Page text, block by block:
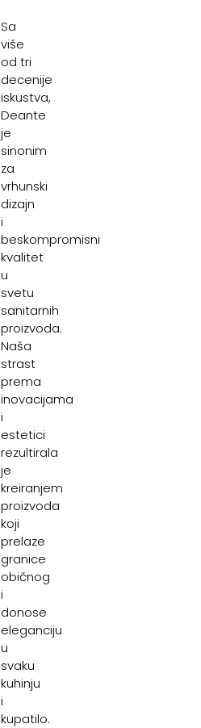
Sa
više
od tri
decenije
iskustva,
Deante
je
sinonim
za
vrhunski
dizajn
i
beskompromisni
kvalitet
u
svetu
sanitarnih
proizvoda.
Naša
strast
prema
inovacijama
i
estetici
rezultirala
je
kreiranjem
proizvoda
koji
prelaze
granice
običnog
i
donose
eleganciju
u
svaku
kuhinju
i
kupatilo.